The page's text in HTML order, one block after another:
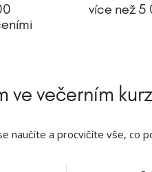
více než 5
večerním
naučíte a procvičíte vše,